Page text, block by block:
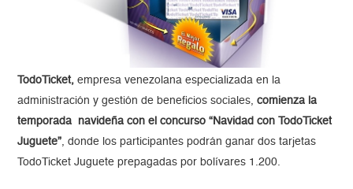
TodoTicket, empresa venezolana especializada en la
administración y gestión de beneficios sociales,comienza la
temporada navideña con el concurso “Navidad con TodoTicket
Juguete”, donde los participantes podrán ganar dos tarjetas
TodoTicket Juguete prepagadas por bolívares 1.200.